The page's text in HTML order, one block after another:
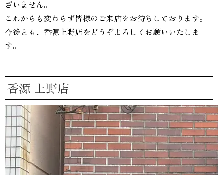
ざいません。
これからも変わらず皆様のご来店をお待ちしております。
今後とも、香源上野店をどうぞよろしくお願いいたしま
す。
香源 上野店